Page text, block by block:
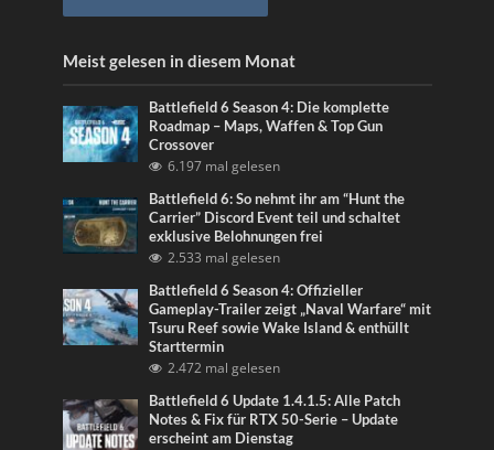
Meist gelesen in diesem Monat
Battlefield 6 Season 4: Die komplette
Roadmap – Maps, Waffen & Top Gun
Crossover
6.197 mal gelesen
Battlefield 6: So nehmt ihr am “Hunt the
Carrier” Discord Event teil und schaltet
exklusive Belohnungen frei
2.533 mal gelesen
Battlefield 6 Season 4: Offizieller
Gameplay-Trailer zeigt „Naval Warfare“ mit
Tsuru Reef sowie Wake Island & enthüllt
Starttermin
2.472 mal gelesen
Battlefield 6 Update 1.4.1.5: Alle Patch
Notes & Fix für RTX 50-Serie – Update
erscheint am Dienstag